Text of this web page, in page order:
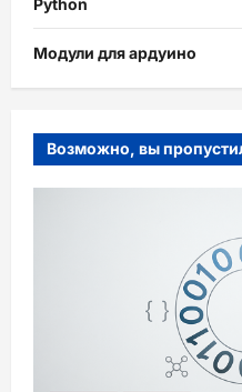
Модули для ардуино
Возможно, вы